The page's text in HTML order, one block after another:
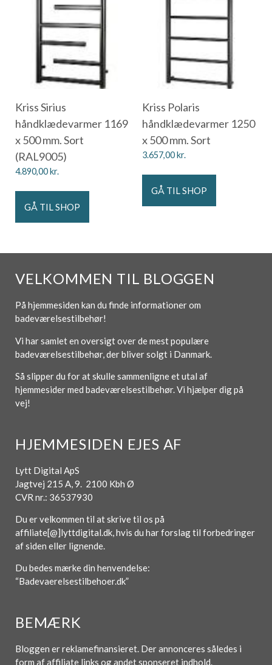
Kriss Sirius
håndklædevarmer 1169
x 500 mm. Sort
(RAL9005)
4.890,00kr.
GÅ TIL SHOP
Kriss Polaris
håndklædevarmer 1250
x 500 mm. Sort
3.657,00kr.
GÅ TIL SHOP
VELKOMMEN TIL BLOGGEN
På hjemmesiden kan du finde informationer om
badeværelsestilbehør!
Vi har samlet en oversigt over de mest populære
badeværelsestilbehør, der bliver solgt i Danmark.
Så slipper du for at skulle sammenligne et utal af
hjemmesider med badeværelsestilbehør. Vi hjælper dig på
vej!
HJEMMESIDEN EJES AF
Lytt Digital ApS
Jagtvej 215 A, 9. 2100 Kbh Ø
CVR nr.: 36537930
Du er velkommen til at skrive til os på
affiliate[@]lyttdigital.dk, hvis du har forslag til forbedringer
af siden eller lignende.
Du bedes mærke din henvendelse:
“Badevaerelsestilbehoer.dk”
BEMÆRK
Bloggen er reklamefinansieret. Der annonceres således i
form af affiliate links og andet sponseret indhold.